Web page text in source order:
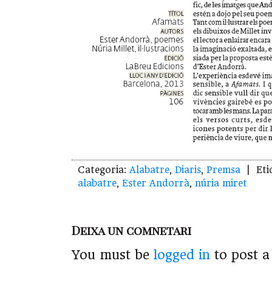
Categoria: Alabatre, Diaris, Premsa |
alabatre, Ester Andorrà, núria miret
Deixa un comnetari
You must be logged in to post